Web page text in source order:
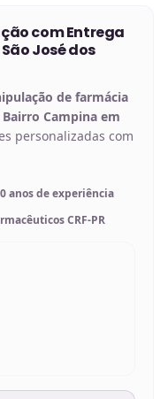
com Entrega
José dos
de farmácia
Bairro Campina em
personalizadas com
anos de experiência
CRF-PR